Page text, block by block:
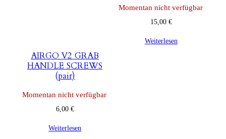
AIRGO V2 GRAB
HANDLE SCREWS
(pair)
Momentan nicht verfügbar
6,00 €
Weiterlesen
Momentan nicht verfügbar
15,00 €
Weiterlesen